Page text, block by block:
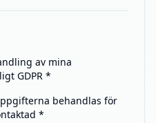
av mina
GDPR *
behandlas för
*